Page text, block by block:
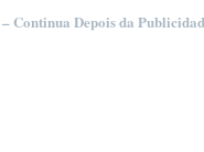
– Continua Depois da